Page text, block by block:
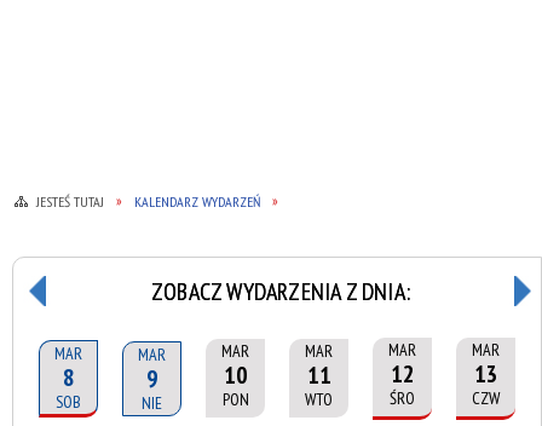
JESTEŚ TUTAJ KALENDARZ WYDARZEŃ
ZOBACZ WYDARZENIA Z DNIA:
MAR
8
SOB
MAR
9
NIE
MAR
10
PON
MAR
11
WTO
MAR
12
ŚRO
MAR
13
CZW